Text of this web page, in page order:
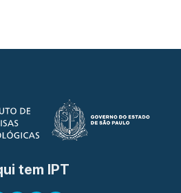
tem IPT